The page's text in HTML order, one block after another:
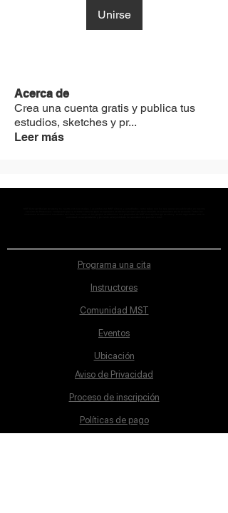
Unirse
Acerca de
Crea una cuenta gratis y publica tus
estudios, sketches y pr...
Leer más
Programa una cita
Instructores
Comunidad MST
Eventos
Ubicación
Aviso de Privacidad
Proceso de inscripción
Políticas de pago